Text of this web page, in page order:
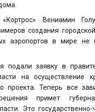
Вениамин
создания
аэропортов в мире не
подали заявку в
на осуществление
проекта. Теперь все
примет
Это государственно-